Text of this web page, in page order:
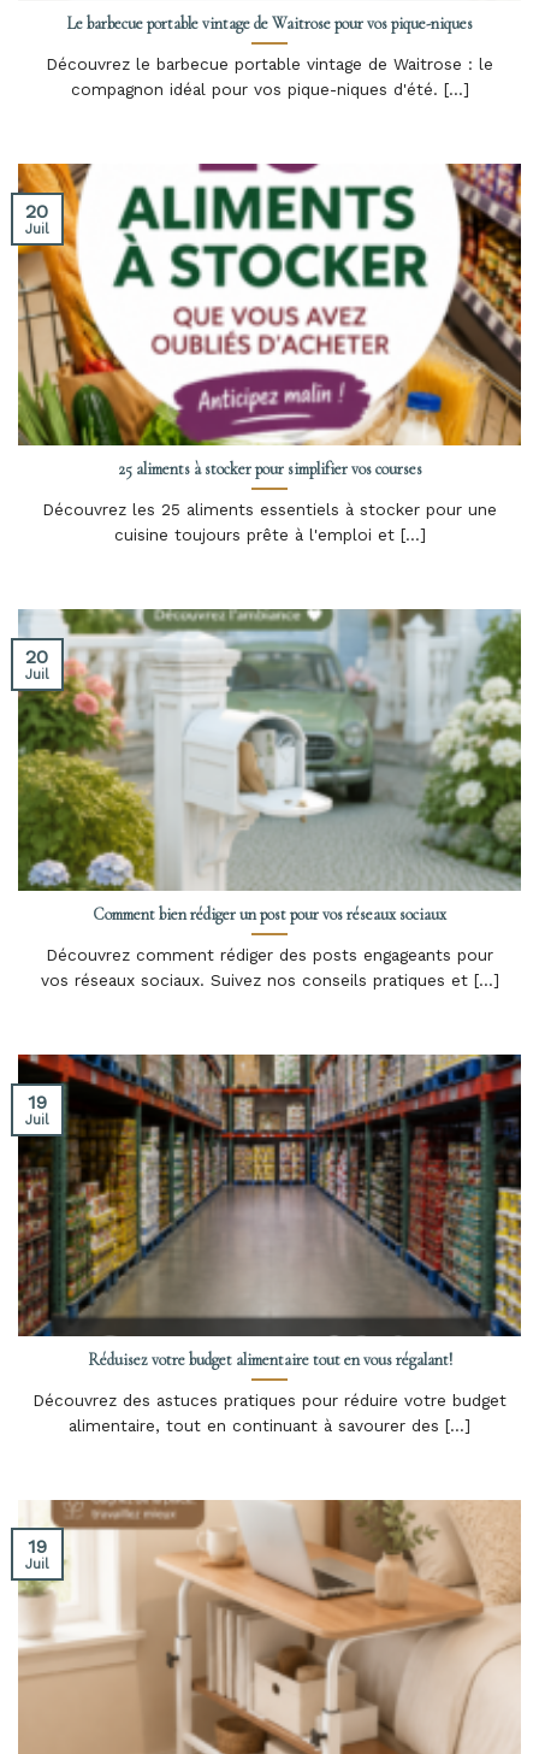
Le barbecue portable vintage de Waitrose pour vos pique-niques
Découvrez le barbecue portable vintage de Waitrose : le
compagnon idéal pour vos pique-niques d'été. [...]
25 aliments à stocker pour simplifier vos courses
Découvrez les 25 aliments essentiels à stocker pour une
cuisine toujours prête à l'emploi et [...]
20
Juil
Comment bien rédiger un post pour vos réseaux sociaux
Découvrez comment rédiger des posts engageants pour
vos réseaux sociaux. Suivez nos conseils pratiques et [...]
20
Juil
Réduisez votre budget alimentaire tout en vous régalant!
Découvrez des astuces pratiques pour réduire votre budget
alimentaire, tout en continuant à savourer des [...]
19
Juil
19
Juil